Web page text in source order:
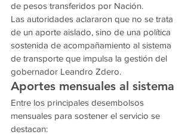
de pesos transferidos por Nación.
Las autoridades aclararon que no se trata
de un aporte aislado, sino de una política
sostenida de acompañamiento al sistema
de transporte que impulsa la gestión del
gobernador Leandro Zdero.
Aportes mensuales al sistema
Entre los principales desembolsos
mensuales para sostener el servicio se
destacan: